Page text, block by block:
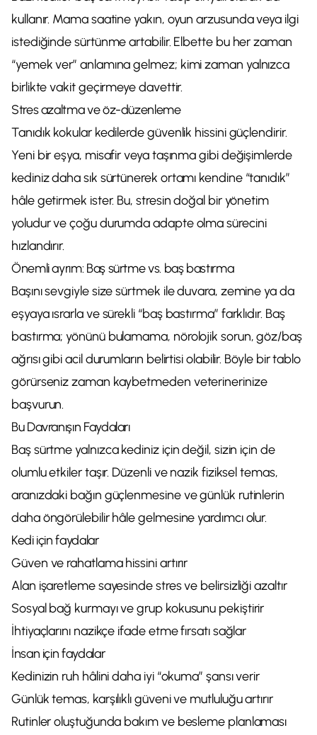
kullanır. Mama saatine yakın, oyun arzusunda veya ilgi
istediğinde sürtünme artabilir. Elbette bu her zaman
“yemek ver” anlamına gelmez; kimi zaman yalnızca
birlikte vakit geçirmeye davettir.
Stres azaltma ve öz-düzenleme
Tanıdık kokular kedilerde güvenlik hissini güçlendirir.
Yeni bir eşya, misafir veya taşınma gibi değişimlerde
kediniz daha sık sürtünerek ortamı kendine “tanıdık”
hâle getirmek ister. Bu, stresin doğal bir yönetim
yoludur ve çoğu durumda adapte olma sürecini
hızlandırır.
Önemli ayrım: Baş sürtme vs. baş bastırma
Başını sevgiyle size sürtmek ile duvara, zemine ya da
eşyaya ısrarla ve sürekli “baş bastırma” farklıdır. Baş
bastırma; yönünü bulamama, nörolojik sorun, göz/baş
ağrısı gibi acil durumların belirtisi olabilir. Böyle bir tablo
görürseniz zaman kaybetmeden veterinerinize
başvurun.
Bu Davranışın Faydaları
Baş sürtme yalnızca kediniz için değil, sizin için de
olumlu etkiler taşır. Düzenli ve nazik fiziksel temas,
aranızdaki bağın güçlenmesine ve günlük rutinlerin
daha öngörülebilir hâle gelmesine yardımcı olur.
Kedi için faydalar
Güven ve rahatlama hissini artırır
Alan işaretleme sayesinde stres ve belirsizliği azaltır
Sosyal bağ kurmayı ve grup kokusunu pekiştirir
İhtiyaçlarını nazikçe ifade etme fırsatı sağlar
İnsan için faydalar
Kedinizin ruh hâlini daha iyi “okuma” şansı verir
Günlük temas, karşılıklı güveni ve mutluluğu artırır
Rutinler oluştuğunda bakım ve besleme planlaması